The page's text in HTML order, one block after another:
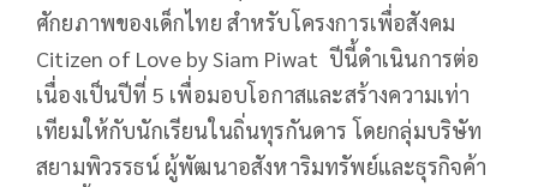
ศักยภาพของเด็กไทย สำหรับโครงการเพื่อสังคม
Citizen of Love by Siam Piwat ปีนี้ดำเนินการต่อ
เนื่องเป็นปีที่ 5 เพื่อมอบโอกาสและสร้างความเท่า
เทียมให้กับนักเรียนในถิ่นทุรกันดาร โดยกลุ่มบริษัท
สยามพิวรรธน์ ผู้พัฒนาอสังหาริมทรัพย์และธุรกิจค้า